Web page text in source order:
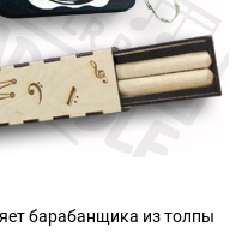
барабанщика из толпы